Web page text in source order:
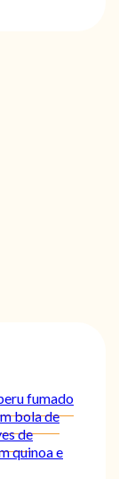
fumado
bola de
de
quinoa e